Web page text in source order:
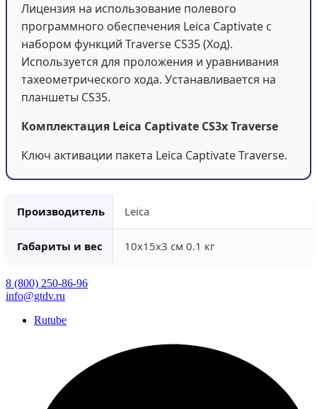
Лицензия на использование полевого
программного обеспечения Leica Captivate с
набором функций Traverse CS35 (Ход).
Используется для проложения и уравнивания
тахеометрического хода. Устанавливается на
планшеты CS35.
Комплектация Leica Captivate CS3x Traverse
Ключ активации пакета Leica Captivate Traverse.
Производитель Leica
Габариты и вес 10x15x3 см 0.1 кг
8 (800) 250-86-96
info@gtdv.ru
Rutube